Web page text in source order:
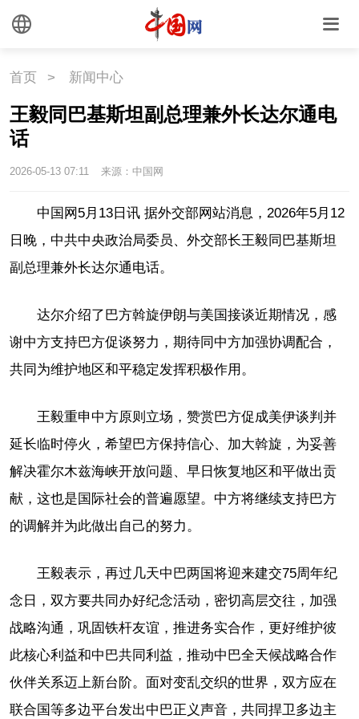
心理
首页 > 新闻中心
王毅同巴基斯坦副总理兼外长达尔通电
话
2026-05-13 07:11 来源：中国网
中国网5月13日讯 据外交部网站消息，2026年5月12
日晚，中共中央政治局委员、外交部长王毅同巴基斯坦
副总理兼外长达尔通电话。
达尔介绍了巴方斡旋伊朗与美国接谈近期情况，感
谢中方支持巴方促谈努力，期待同中方加强协调配合，
共同为维护地区和平稳定发挥积极作用。
王毅重申中方原则立场，赞赏巴方促成美伊谈判并
延长临时停火，希望巴方保持信心、加大斡旋，为妥善
解决霍尔木兹海峡开放问题、早日恢复地区和平做出贡
献，这也是国际社会的普遍愿望。中方将继续支持巴方
的调解并为此做出自己的努力。
王毅表示，再过几天中巴两国将迎来建交75周年纪
念日，双方要共同办好纪念活动，密切高层交往，加强
战略沟通，巩固铁杆友谊，推进务实合作，更好维护彼
此核心利益和中巴共同利益，推动中巴全天候战略合作
伙伴关系迈上新台阶。面对变乱交织的世界，双方应在
联合国等多边平台发出中巴正义声音，共同捍卫多边主